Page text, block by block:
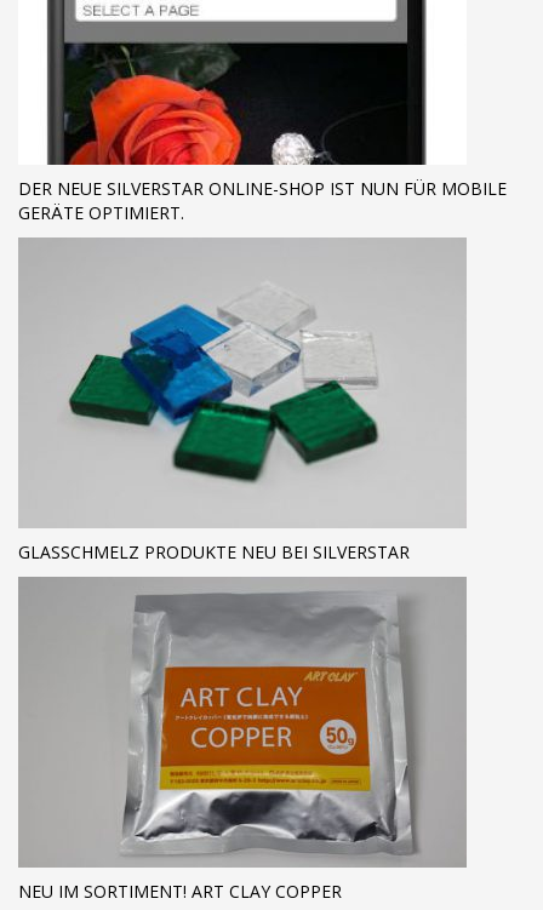
DER NEUE SILVERSTAR ONLINE-SHOP IST NUN FÜR MOBILE
GERÄTE OPTIMIERT.
GLASSCHMELZ PRODUKTE NEU BEI SILVERSTAR
NEU IM SORTIMENT! ART CLAY COPPER